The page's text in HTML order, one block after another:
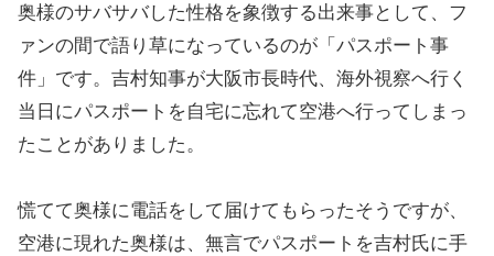
奥様のサバサバした性格を象徴する出来事として、フ
ァンの間で語り草になっているのが「パスポート事
件」です。吉村知事が大阪市長時代、海外視察へ行く
当日にパスポートを自宅に忘れて空港へ行ってしまっ
たことがありました。
慌てて奥様に電話をして届けてもらったそうですが、
空港に現れた奥様は、無言でパスポートを吉村氏に手